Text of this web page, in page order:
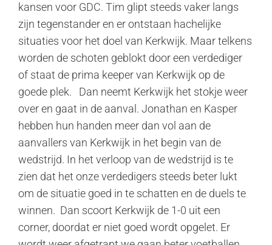
kansen voor GDC. Tim glipt steeds vaker langs
zijn tegenstander en er ontstaan hachelijke
situaties voor het doel van Kerkwijk. Maar telkens
worden de schoten geblokt door een verdediger
of staat de prima keeper van Kerkwijk op de
goede plek. Dan neemt Kerkwijk het stokje weer
over en gaat in de aanval. Jonathan en Kasper
hebben hun handen meer dan vol aan de
aanvallers van Kerkwijk in het begin van de
wedstrijd. In het verloop van de wedstrijd is te
zien dat het onze verdedigers steeds beter lukt
om de situatie goed in te schatten en de duels te
winnen. Dan scoort Kerkwijk de 1-0 uit een
corner, doordat er niet goed wordt opgelet. Er